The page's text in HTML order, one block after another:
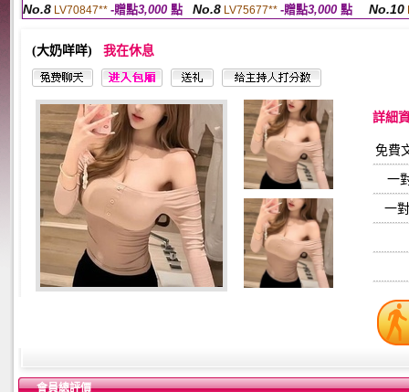
No.8 LV70847** -贈點3,000 點 No.8 LV75677** -贈點3,000 點 No.10
(大奶咩咩) 我在休息
詳細
免費
一
一
會員總評價